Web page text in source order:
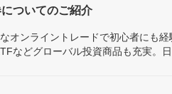
ついてのご紹介
オンライントレードで初心者にも
などグローバル投資商品も充実。